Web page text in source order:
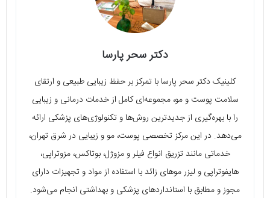
دکتر سحر پارسا
کلینیک دکتر سحر پارسا با تمرکز بر حفظ زیبایی طبیعی و ارتقای
سلامت پوست و مو، مجموعه‌ای کامل از خدمات درمانی و زیبایی
را با بهره‌گیری از جدیدترین روش‌ها و تکنولوژی‌های پزشکی ارائه
می‌دهد. در این مرکز تخصصی پوست، مو و زیبایی در شرق تهران،
خدماتی مانند تزریق انواع فیلر و مزوژل، بوتاکس، مزوتراپی،
هایفوتراپی و لیزر موهای زائد با استفاده از مواد و تجهیزات دارای
مجوز و مطابق با استانداردهای پزشکی و بهداشتی انجام می‌شود.